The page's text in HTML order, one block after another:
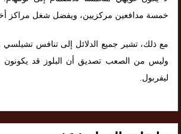
خمسة مدافعين مركزيين، ويفضل شغل مراكز
مع ذلك، تشير جميع الدلائل إلى تنافس تشيلسي
وليس من الصعب تصديق أن البلوز قد
ليفربول.